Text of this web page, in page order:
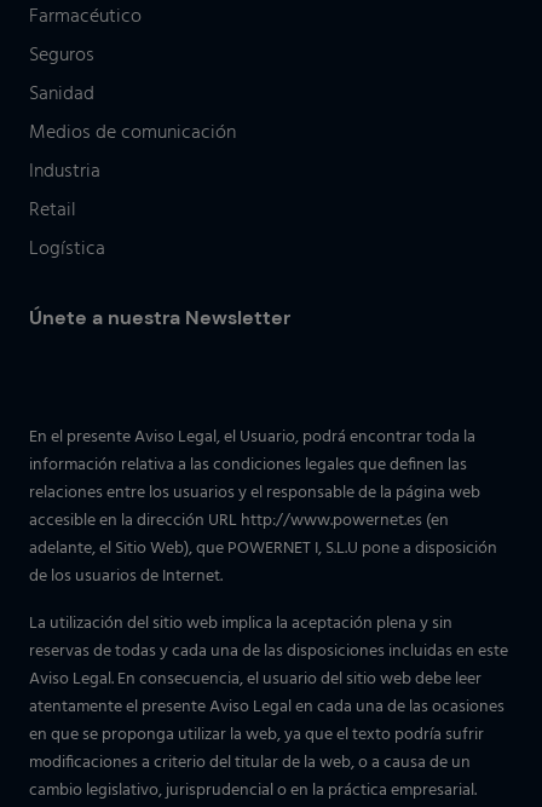
Farmacéutico
Seguros
Sanidad
Medios de comunicación
Industria
Retail
Logística
Únete a nuestra Newsletter
En el presente Aviso Legal, el Usuario, podrá encontrar toda la
información relativa a las condiciones legales que definen las
relaciones entre los usuarios y el responsable de la página web
accesible en la dirección URL http://www.powernet.es (en
adelante, el Sitio Web), que POWERNET I, S.L.U pone a disposición
de los usuarios de Internet.
La utilización del sitio web implica la aceptación plena y sin
reservas de todas y cada una de las disposiciones incluidas en este
Aviso Legal. En consecuencia, el usuario del sitio web debe leer
atentamente el presente Aviso Legal en cada una de las ocasiones
en que se proponga utilizar la web, ya que el texto podría sufrir
modificaciones a criterio del titular de la web, o a causa de un
cambio legislativo, jurisprudencial o en la práctica empresarial.